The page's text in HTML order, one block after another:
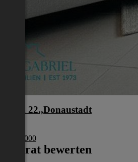
Wien 22.,Donaustadt
€ 274 000
Inserat bewerten